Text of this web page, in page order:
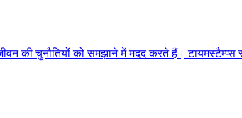
की चुनौतियों को समझाने में मदद करते हैं।